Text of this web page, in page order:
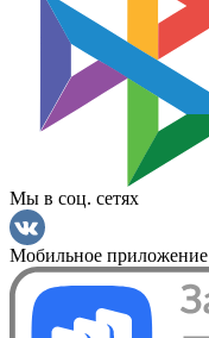
Мы в соц. сетях
Мобильное приложение